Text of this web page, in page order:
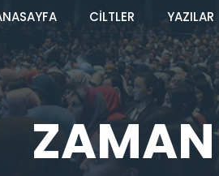
CİLTLER YAZILAR